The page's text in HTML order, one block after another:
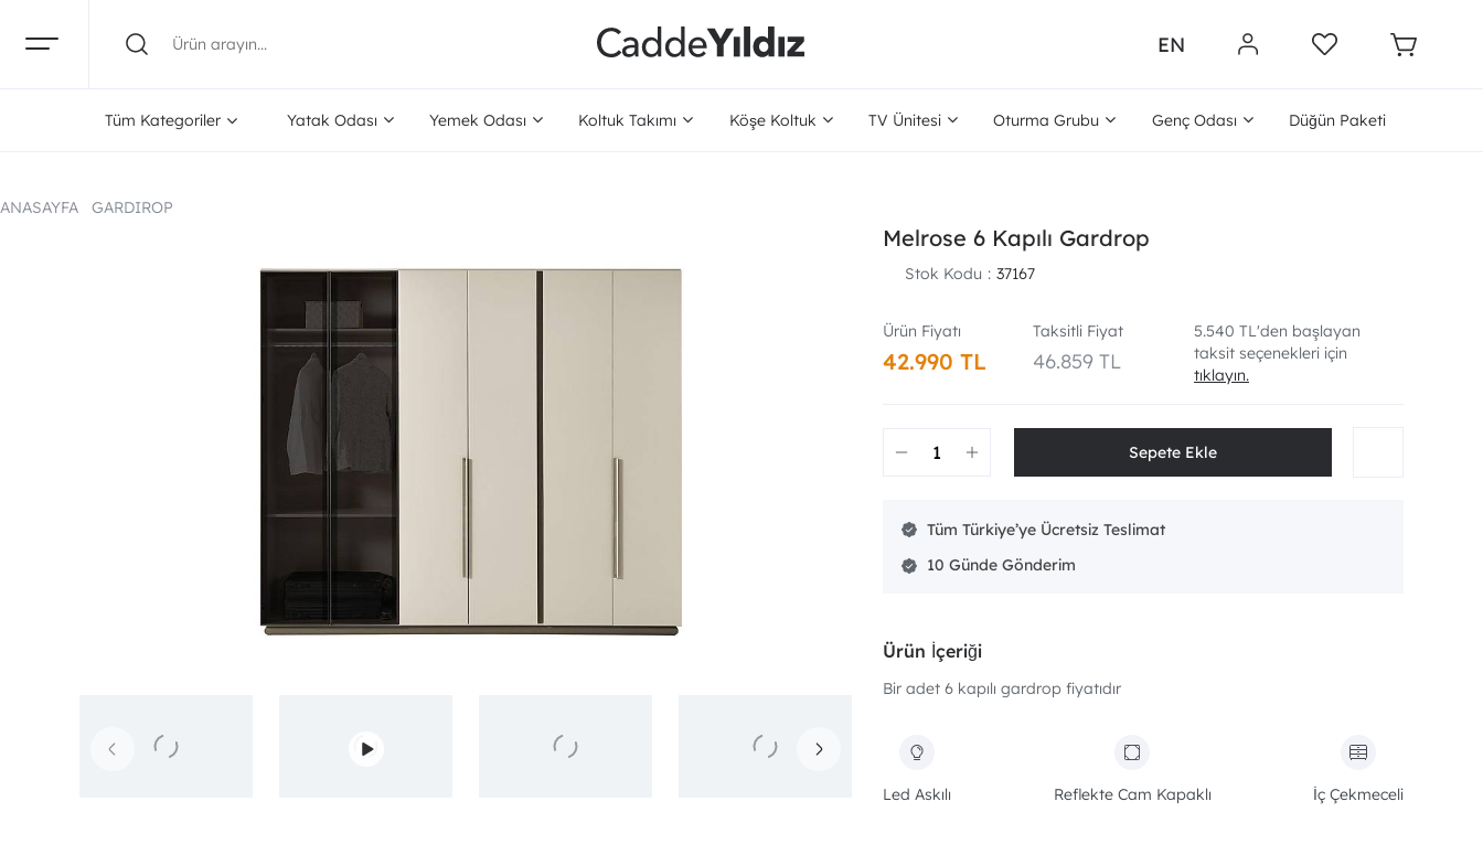
EN
Tüm Kategoriler Yatak Odası Yemek Odası Koltuk Takımı Köşe Koltuk TV Ünitesi Oturma Grubu Genç Odası Düğün Paketi
ANASAYFA GARDIROP
Melrose 6 Kapılı Gardrop
Stok Kodu 37167
42.990 TL
Taksitli Fiyat
46.859 TL
5.540 TL'den başlayan
taksit seçenekleri için
tıklayın.
10 Günde Gönderim
Tüm Türkiye’ye Ücretsiz Teslimat
Ürün İçeriği
Bir adet 6 kapılı gardrop fiyatıdır
Led Askılı Reflekte Cam Kapaklı İç Çekmeceli